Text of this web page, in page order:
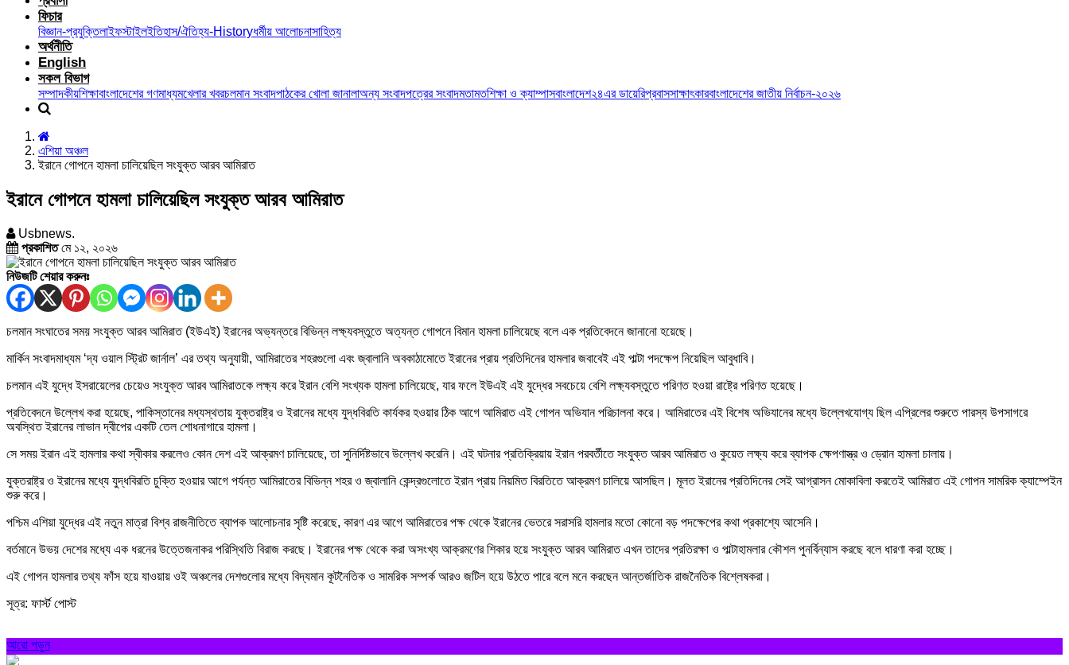
ফিচার
বিজ্ঞান-প্রযুক্তিলাইফস্টাইলইতিহাস/ঐতিহ্য-Historyধর্মীয় আলোচনাসাহিত্য
অর্থনীতি
English
সকল বিভাগ
সম্পাদকীয়শিক্ষাবাংলাদেশের গণমাধ্যমখেলার খবরচলমান সংবাদপাঠকের খোলা জানালাঅন্য সংবাদপত্রের সংবাদমতামতশিক্ষা ও ক্যাম্পাসবাংলাদেশ২৪এর ডায়েরিপ্রবাসসাক্ষাৎকারবাংলাদেশের জাতীয় নির্বাচন-২০২৬
এশিয়া অঞ্চল
ইরানে গোপনে হামলা চালিয়েছিল সংযুক্ত আরব আমিরাত
ইরানে গোপনে হামলা চালিয়েছিল সংযুক্ত আরব আমিরাত
Usbnews.
প্রকাশিতমে ১২, ২০২৬
নিউজটি শেয়ার করুনঃ
চলমান সংঘাতের সময় সংযুক্ত আরব আমিরাত (ইউএই) ইরানের অভ্যন্তরে বিভিন্ন লক্ষ্যবস্তুতে অত্যন্ত গোপনে বিমান হামলা চালিয়েছে বলে এক প্রতিবেদনে জানানো হয়েছে।
মার্কিন সংবাদমাধ্যম ‘দ্য ওয়াল স্ট্রিট জার্নাল’ এর তথ্য অনুযায়ী, আমিরাতের শহরগুলো এবং জ্বালানি অবকাঠামোতে ইরানের প্রায় প্রতিদিনের হামলার জবাবেই এই পাল্টা পদক্ষেপ নিয়েছিল আবুধাবি।
চলমান এই যুদ্ধে ইসরায়েলের চেয়েও সংযুক্ত আরব আমিরাতকে লক্ষ্য করে ইরান বেশি সংখ্যক হামলা চালিয়েছে, যার ফলে ইউএই এই যুদ্ধের সবচেয়ে বেশি লক্ষ্যবস্তুতে পরিণত হওয়া রাষ্ট্রে পরিণত হয়েছে।
প্রতিবেদনে উল্লেখ করা হয়েছে, পাকিস্তানের মধ্যস্থতায় যুক্তরাষ্ট্র ও ইরানের মধ্যে যুদ্ধবিরতি কার্যকর হওয়ার ঠিক আগে আমিরাত এই গোপন অভিযান পরিচালনা করে। আমিরাতের এই বিশেষ অভিযানের মধ্যে উল্লেখযোগ্য ছিল এপ্রিলের শুরুতে পারস্য উপসাগরে
অবস্থিত ইরানের লাভান দ্বীপের একটি তেল শোধনাগারে হামলা।
সে সময় ইরান এই হামলার কথা স্বীকার করলেও কোন দেশ এই আক্রমণ চালিয়েছে, তা সুনির্দিষ্টভাবে উল্লেখ করেনি। এই ঘটনার প্রতিক্রিয়ায় ইরান পরবর্তীতে সংযুক্ত আরব আমিরাত ও কুয়েত লক্ষ্য করে ব্যাপক ক্ষেপণাস্ত্র ও ড্রোন হামলা চালায়।
যুক্তরাষ্ট্র ও ইরানের মধ্যে যুদ্ধবিরতি চুক্তি হওয়ার আগে পর্যন্ত আমিরাতের বিভিন্ন শহর ও জ্বালানি কেন্দ্রগুলোতে ইরান প্রায় নিয়মিত বিরতিতে আক্রমণ চালিয়ে আসছিল। মূলত ইরানের প্রতিদিনের সেই আগ্রাসন মোকাবিলা করতেই আমিরাত এই গোপন সামরিক ক্যাম্পেইন
শুরু করে।
পশ্চিম এশিয়া যুদ্ধের এই নতুন মাত্রা বিশ্ব রাজনীতিতে ব্যাপক আলোচনার সৃষ্টি করেছে, কারণ এর আগে আমিরাতের পক্ষ থেকে ইরানের ভেতরে সরাসরি হামলার মতো কোনো বড় পদক্ষেপের কথা প্রকাশ্যে আসেনি।
বর্তমানে উভয় দেশের মধ্যে এক ধরনের উত্তেজনাকর পরিস্থিতি বিরাজ করছে। ইরানের পক্ষ থেকে করা অসংখ্য আক্রমণের শিকার হয়ে সংযুক্ত আরব আমিরাত এখন তাদের প্রতিরক্ষা ও পাল্টাহামলার কৌশল পুনর্বিন্যাস করছে বলে ধারণা করা হচ্ছে।
এই গোপন হামলার তথ্য ফাঁস হয়ে যাওয়ায় ওই অঞ্চলের দেশগুলোর মধ্যে বিদ্যমান কূটনৈতিক ও সামরিক সম্পর্ক আরও জটিল হয়ে উঠতে পারে বলে মনে করছেন আন্তর্জাতিক রাজনৈতিক বিশ্লেষকরা।
সূত্র: ফার্স্ট পোস্ট
আরো পড়ুন